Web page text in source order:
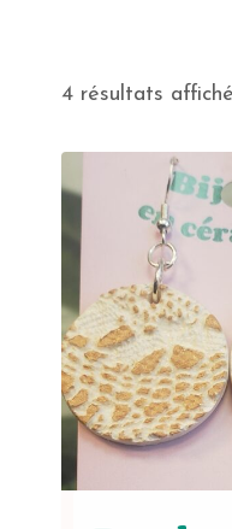
4 résultats